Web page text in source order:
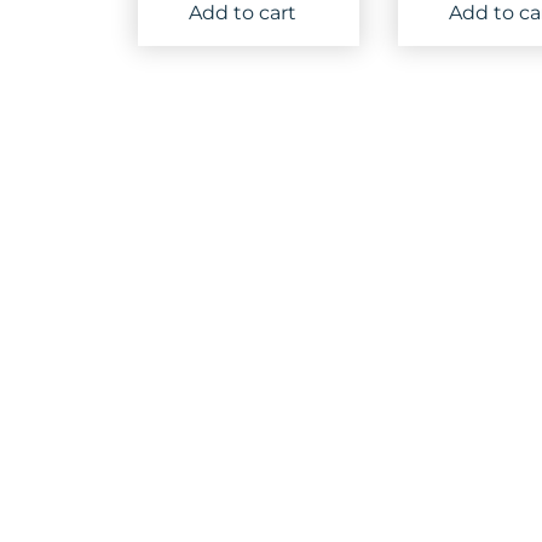
was:
Add to cart Add to